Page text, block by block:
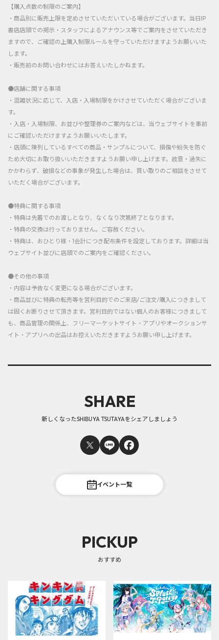
【購入点数の制限のご案内】
・商品別に販売上限を定めさせていただいている場合がございます。当日IP
書店店頭での掲示・スタッフによるアナウンス等でご案内をさせていただき
ますので、ご確認の上購入制限ルールを守っていただけますようお願いいた
します。
・販売前のお問い合わせにはお答えいたしかねます。
●店舗に関する事項
・混雑状況に応じて、入店・入場制限をかけさせていただく場合がございま
す。
・入店・入場制限、お並びや整理券のご案内などは、当ウェブサイトを事前
にご確認いただけますようお願いいたします。
・店頭に陳列しているすべての商品・サンプルについて、損傷や紛失を防ぐ
ため大切にお取り扱いいただきますようお願い申し上げます。故意・過失に
かかわらず、破損などの事象が発生した場合は、買い取りのご相談をさせて
いただく場合がございます。
●特典に関する事項
・特典は先着でのお渡しとなり、なくなり次第終了となります。
・特典の交換は行っておりません。ご容赦ください。
・特典は、おひとり様・1会計につき配布条件を設定しております。詳細は当
ウェブサイト並びに店頭でのご案内をご確認ください。
●その他の事項
・内容は予告なく変更になる場合がございます。
・商品並びに特典の転売等を営利目的でのご来店/ご注文/購入につきまして
は固くお断りさせて頂きます。営利目的ではない個人のお客様につきまして
も、商品管理の関係上、フリーマーケットサイト・アプリやオークションサ
イト・アプリへの出品はお控えいただきますようお願い申し上げます。
SHARE
新しくなったSHIBUYA TSUTAYAをシェアしましょう
イベント一覧
PICKUP
おすすめ